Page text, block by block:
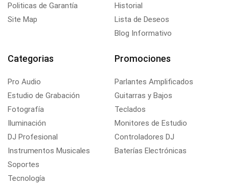
Politicas de Garantía
Site Map
Historial
Lista de Deseos
Blog Informativo
Categorias
Pro Audio
Estudio de Grabación
Fotografía
Iluminación
DJ Profesional
Instrumentos Musicales
Soportes
Tecnología
Promociones
Parlantes Amplificados
Guitarras y Bajos
Teclados
Monitores de Estudio
Controladores DJ
Baterías Electrónicas